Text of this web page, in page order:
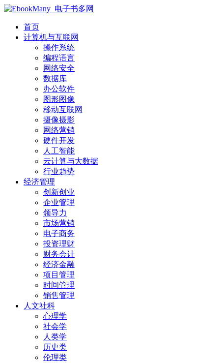
首页
计算机与互联网
操作系统
编程语言
网络安全
数据库
办公软件
图形图像
移动互联网
摄像摄影
网络营销
硬件开发
人工智能
云计算与大数据
行业趋势
经济管理
创新创业
企业管理
领导力
市场营销
电子商务
投资理财
财务会计
经济金融
项目管理
时间管理
销售管理
人文社科
心理学
社会学
人类学
历史类
伦理类